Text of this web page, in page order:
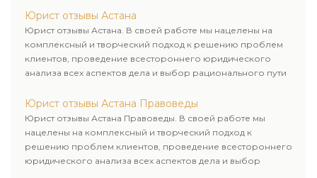
Юрист отзывы Астана
Юрист отзывы Астана. В своей работе мы нацелены на
комплексный и творческий подход к решению проблем
клиентов, проведение всестороннего юридического
анализа всех аспектов дела и выбор рационального пути
Юрист отзывы Астана Правоведы
Юрист отзывы Астана Правоведы. В своей работе мы
нацелены на комплексный и творческий подход к
решению проблем клиентов, проведение всестороннего
юридического анализа всех аспектов дела и выбор